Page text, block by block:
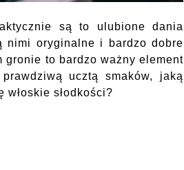
są to ulubione dania
nimi oryginalne i bardzo dobre
gronie to bardzo ważny element
ucztą smaków, jaką
słodkości?